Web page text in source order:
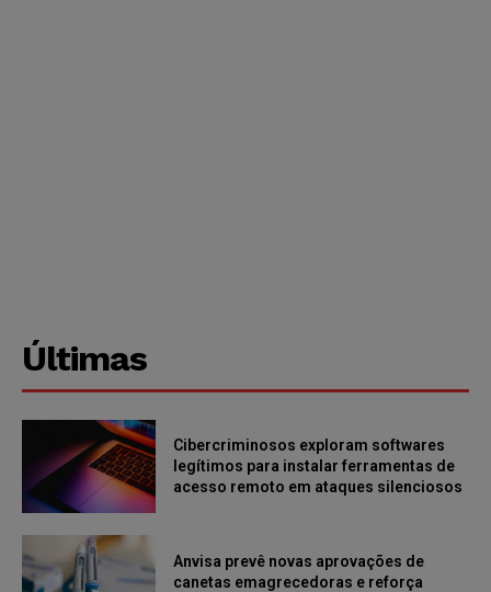
Últimas
Cibercriminosos exploram softwares
legítimos para instalar ferramentas de
acesso remoto em ataques silenciosos
Anvisa prevê novas aprovações de
canetas emagrecedoras e reforça